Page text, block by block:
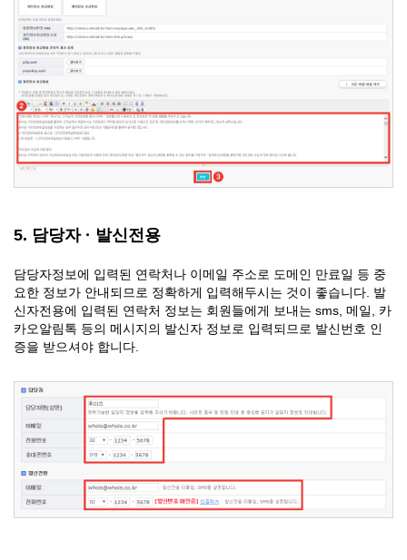
5. 담당자 · 발신전용
담당자정보에 입력된 연락처나 이메일 주소로 도메인 만료일 등 중
요한 정보가 안내되므로 정확하게 입력해두시는 것이 좋습니다. 발
신자전용에 입력된 연락처 정보는 회원들에게 보내는 sms, 메일, 카
카오알림톡 등의 메시지의 발신자 정보로 입력되므로 발신번호 인
증을 받으셔야 합니다.